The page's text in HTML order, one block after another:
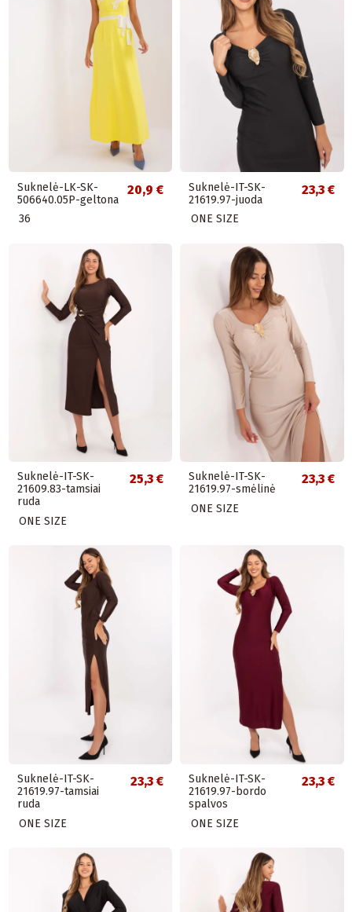
Suknelė-LK-SK-
506640.05P-geltona
20,9 €
36
Suknelė-IT-SK-
21619.97-juoda
23,3 €
ONE SIZE
Suknelė-IT-SK-
21609.83-tamsiai
ruda
25,3 €
ONE SIZE
Suknelė-IT-SK-
21619.97-smėlinė
23,3 €
ONE SIZE
Suknelė-IT-SK-
21619.97-tamsiai
ruda
23,3 €
ONE SIZE
Suknelė-IT-SK-
21619.97-bordo
spalvos
23,3 €
ONE SIZE